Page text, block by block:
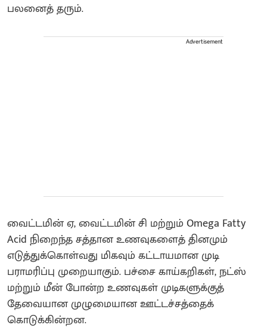
பலனைத் தரும்.
Advertisement
வைட்டமின் ஏ, வைட்டமின் சி மற்றும் Omega Fatty
Acid நிறைந்த சத்தான உணவுகளைத் தினமும்
எடுத்துக்கொள்வது மிகவும் கட்டாயமான முடி
பராமரிப்பு முறையாகும். பச்சை காய்கறிகள், நட்ஸ்
மற்றும் மீன் போன்ற உணவுகள் முடிகளுக்குத்
தேவையான முழுமையான ஊட்டச்சத்தைக்
கொடுக்கின்றன.